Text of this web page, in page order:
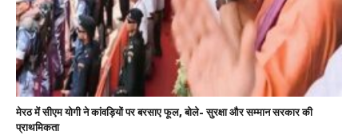
मेरठ में सीएम योगी ने कांवड़ियों पर बरसाए फूल, बोले- सुरक्षा और सम्मान सरकार की
प्राथमिकता